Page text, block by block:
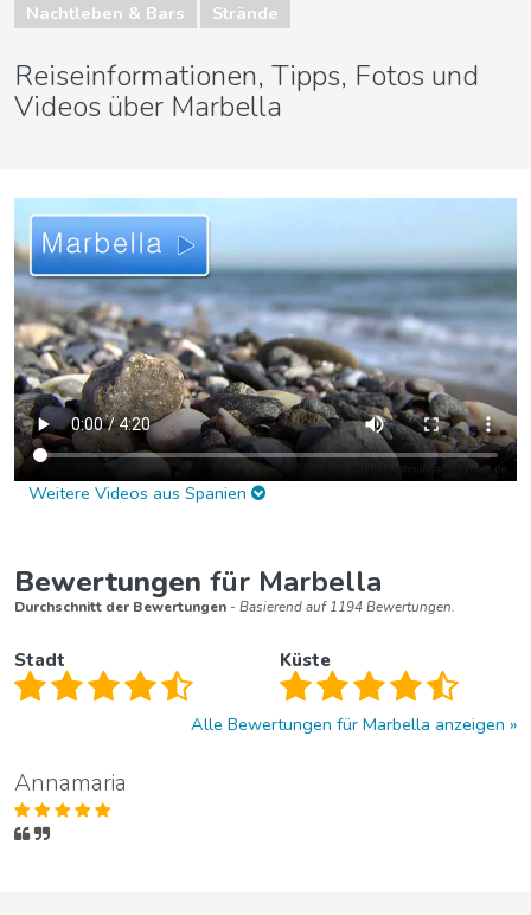
Nachtleben & Bars
Strände
Reiseinformationen, Tipps, Fotos und
Videos über Marbella
Weitere Videos aus Spanien
Bewertungen für Marbella
Durchschnitt der Bewertungen - Basierend auf 1194 Bewertungen.
Stadt Küste
Alle Bewertungen für Marbella anzeigen
Annamaria